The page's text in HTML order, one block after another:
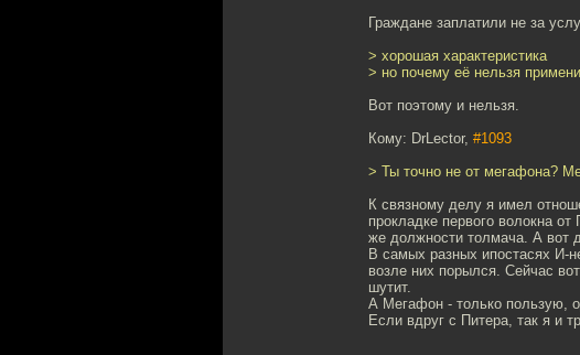
Граждане заплатили не за
> хорошая характеристика
> но почему её нельзя
Вот поэтому и нельзя.
Кому: DrLector, #1093
> Ты точно не от мегафона?
К связному делу я имел
прокладке первого волокна
же должности толмача. А вот
В самых разных ипостасях И-
возле них порылся. Сейчас
шутит.
А Мегафон - только пользую,
Если вдруг с Питера, так я и